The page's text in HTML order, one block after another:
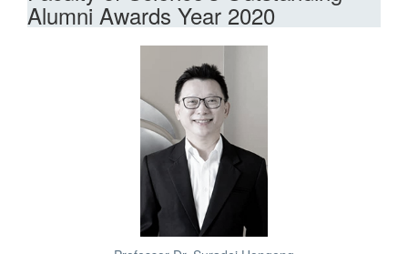
Alumni Awards Year 2020